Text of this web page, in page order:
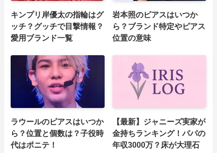
キンプリ岸優太の指輪はグ
ッチ？グッチで目撃情報？
愛用ブランド一覧
岩本照のピアスはいつか
ら？ブランド特定やピアス
位置の意味
ラウールのピアスはいつか
ら？位置と個数は？子役時
代はポニテ！
【最新】ジャニーズ実家が
金持ちランキング！パパの
年収3000万？床が大理石